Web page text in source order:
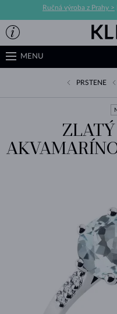
Ručná výroba z Prahy >
MENU
PRSTENE